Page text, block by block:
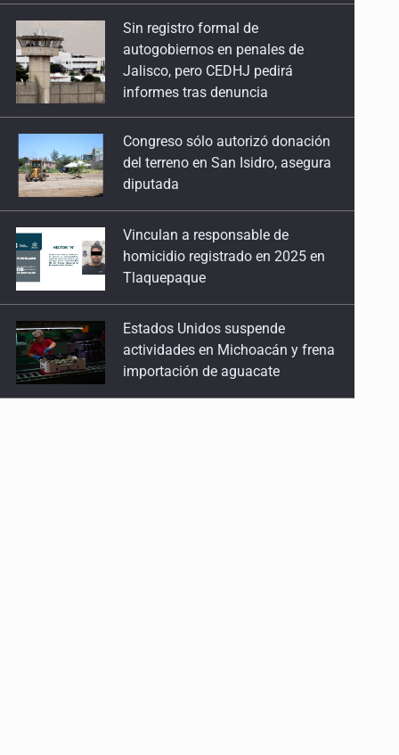
14 de Abril de 2026
Eitan
24 de Marzo de 2026
Subsidio sin seguridad
17 de Febrero de 2026
La falacia meninista
10 de Febrero de 2026
Reconocer también es retribuir
3 de Febrero de 2026
Precarización femenina
20 de Enero de 2026
Congreso sólo autorizó donación
del terreno en San Isidro, asegura
diputada
Vinculan a responsable de
homicidio registrado en 2025 en
Tlaquepaque
Estados Unidos suspende
actividades en Michoacán y frena
importación de aguacate
Mueren cuatro personas por
volcadura en San Miguel el Alto
Mujer resulta lesionada tras